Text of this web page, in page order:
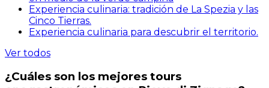
Experiencia culinaria: tradición de La Spezia y las
Cinco Tierras.
Experiencia culinaria para descubrir el territorio.
Ver todos
¿Cuáles son los mejores tours